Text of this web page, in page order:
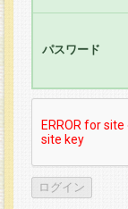
パスワード